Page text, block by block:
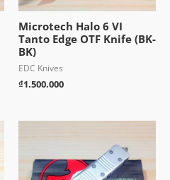
Microtech Halo 6 VI
Tanto Edge OTF Knife (BK-
BK)
EDC Knives
₫1.500.000